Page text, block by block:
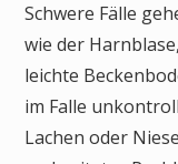
Schwere Fälle
wie der
leichte
im Falle
Lachen oder